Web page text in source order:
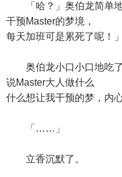
「哈？」奥伯龙简单地
干预Master的梦境，
每天加班可是累死了呢！」
奥伯龙小口小口地吃了
说Master大人做什么
什么想让我干预的梦，内
「……」
立香沉默了。